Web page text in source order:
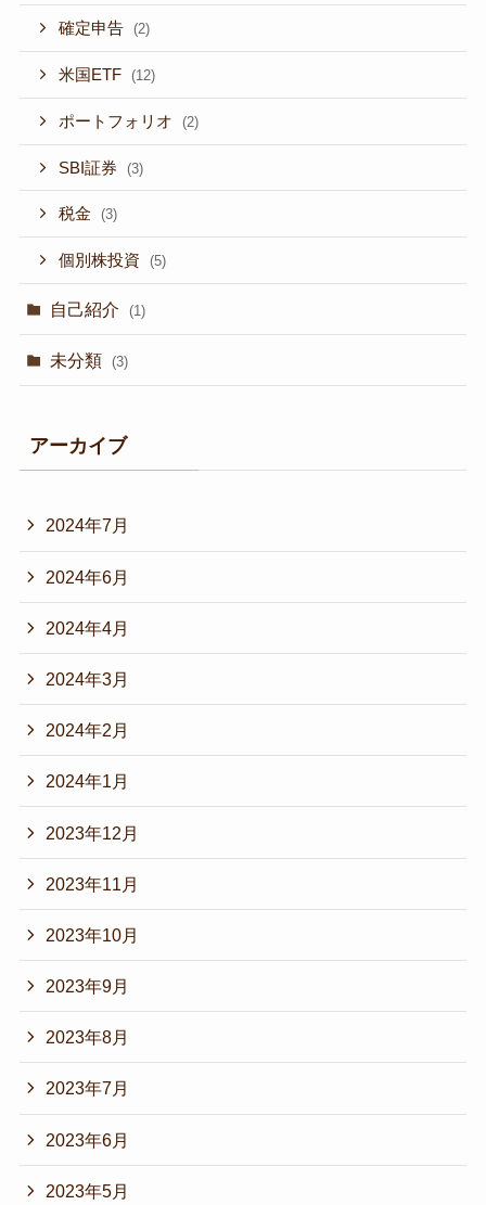
確定申告 (2)
米国ETF (12)
ポートフォリオ (2)
SBI証券 (3)
税金 (3)
個別株投資 (5)
自己紹介 (1)
未分類 (3)
アーカイブ
2024年7月
2024年6月
2024年4月
2024年3月
2024年2月
2024年1月
2023年12月
2023年11月
2023年10月
2023年9月
2023年8月
2023年7月
2023年6月
2023年5月